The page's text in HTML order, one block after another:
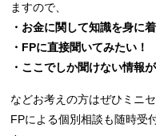
ますので、
・お金に関して知識を身に
・FPに直接聞いてみたい！
・ここでしか聞けない情報
などお考えの方はぜひミニ
FPによる個別相談も随時受